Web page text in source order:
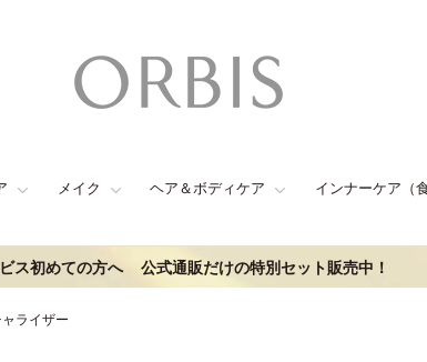
メイク ヘア＆ボディケア インナーケア（
ス初めての方へ 公式通販だけの特別セット販売中！
ライザー